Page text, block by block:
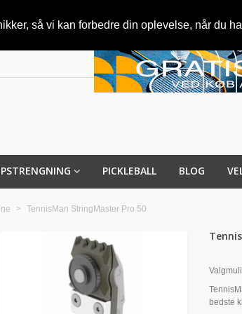
så vi kan forbedre din oplevelse, når du
PICKLEBALL BLOG
> TennisMan StringMaster Pro 50
bedste